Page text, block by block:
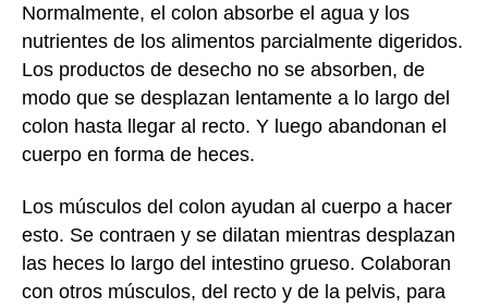
Normalmente, el colon absorbe el agua y los
nutrientes de los alimentos parcialmente digeridos.
Los productos de desecho no se absorben, de
modo que se desplazan lentamente a lo largo del
colon hasta llegar al recto. Y luego abandonan el
cuerpo en forma de heces.
Los músculos del colon ayudan al cuerpo a hacer
esto. Se contraen y se dilatan mientras desplazan
las heces lo largo del intestino grueso. Colaboran
con otros músculos, del recto y de la pelvis, para